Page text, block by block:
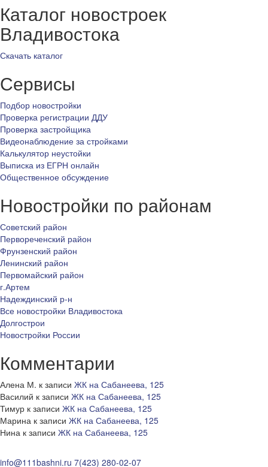
Каталог новостроек
Владивостока
Скачать каталог
Сервисы
Подбор новостройки
Проверка регистрации ДДУ
Проверка застройщика
Видеонаблюдение за стройками
Калькулятор неустойки
Выписка из ЕГРН онлайн
Общественное обсуждение
Новостройки по районам
Советский район
Первореченский район
Фрунзенский район
Ленинский район
Первомайский район
г.Артем
Надеждинский р-н
Все новостройки Владивостока
Долгострои
Новостройки России
Комментарии
Алена М. к записи ЖК на Сабанеева, 125
Василий к записи ЖК на Сабанеева, 125
Тимур к записи ЖК на Сабанеева, 125
Марина к записи ЖК на Сабанеева, 125
Нина к записи ЖК на Сабанеева, 125
info@111bashni.ru 7(423) 280-02-07